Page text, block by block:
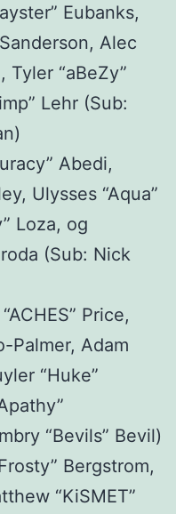
Eubanks,
Alec
Tyler “aBeZy”
Lehr (Sub:
Abedi,
Ulysses “Aqua”
Loza, og
(Sub: Nick
Price,
Palmer, Adam
“Huke”
“Bevils” Bevil)
Bergstrom,
“KiSMET”